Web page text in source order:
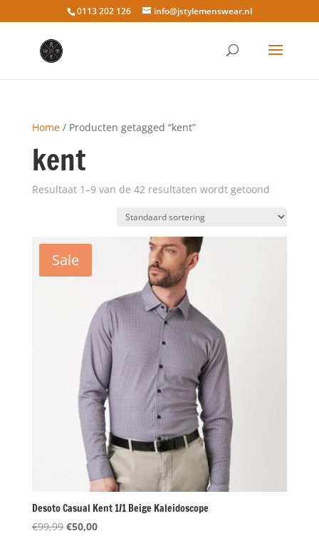
0113 202 126 info@jstylemenswear.nl
Home/ Producten getagged “kent”
kent
Resultaat 1–9 van de 42 resultaten wordt getoond
Sale
Desoto Casual Kent 1/1 Beige Kaleidoscope
€99,99 Oorspronkelijke
€50,00Huidige